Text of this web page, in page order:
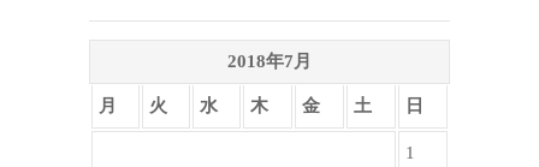
2018年7月
月 火 水 木 金 土 日
1